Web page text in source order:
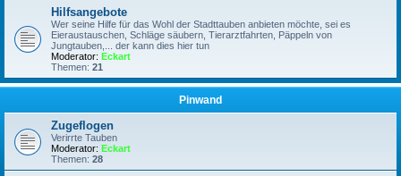
Hilfsangebote
Wer seine Hilfe für das Wohl der Stadttauben anbieten möchte, sei es
Eieraustauschen, Schläge säubern, Tierarztfahrten, Päppeln von
Jungtauben,... der kann dies hier tun
Moderator: Eckart
Themen: 21
Pinwand
Zugeflogen
Verirrte Tauben
Moderator: Eckart
Themen: 28